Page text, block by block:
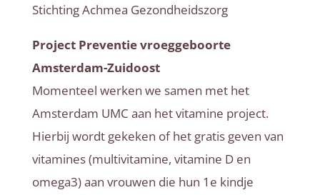
Stichting Achmea Gezondheidszorg
Project Preventie vroeggeboorte
Amsterdam-Zuidoost
Momenteel werken we samen met het
Amsterdam UMC aan het vitamine project.
Hierbij wordt gekeken of het gratis geven van
vitamines (multivitamine, vitamine D en
omega3) aan vrouwen die hun 1e kindje